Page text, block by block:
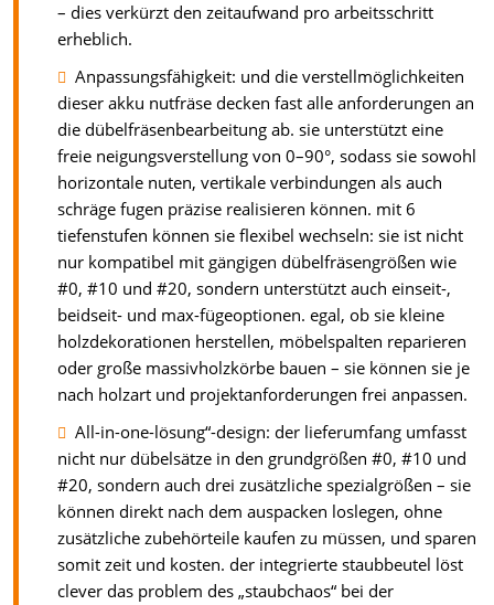
– dies verkürzt den zeitaufwand pro arbeitsschritt
erheblich.
Anpassungsfähigkeit: und die verstellmöglichkeiten
dieser akku nutfräse decken fast alle anforderungen an
die dübelfräsenbearbeitung ab. sie unterstützt eine
freie neigungsverstellung von 0–90°, sodass sie sowohl
horizontale nuten, vertikale verbindungen als auch
schräge fugen präzise realisieren können. mit 6
tiefenstufen können sie flexibel wechseln: sie ist nicht
nur kompatibel mit gängigen dübelfräsengrößen wie
#0, #10 und #20, sondern unterstützt auch einseit-,
beidseit- und max-fügeoptionen. egal, ob sie kleine
holzdekorationen herstellen, möbelspalten reparieren
oder große massivholzkörbe bauen – sie können sie je
nach holzart und projektanforderungen frei anpassen.
All-in-one-lösung“-design: der lieferumfang umfasst
nicht nur dübelsätze in den grundgrößen #0, #10 und
#20, sondern auch drei zusätzliche spezialgrößen – sie
können direkt nach dem auspacken loslegen, ohne
zusätzliche zubehörteile kaufen zu müssen, und sparen
somit zeit und kosten. der integrierte staubbeutel löst
clever das problem des „staubchaos“ bei der